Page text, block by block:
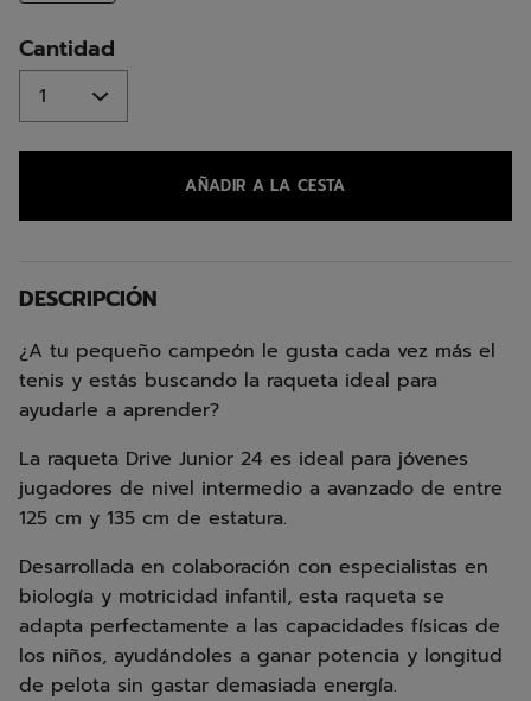
Cantidad
AÑADIR A LA CESTA
DESCRIPCIÓN
¿A tu pequeño campeón le gusta cada vez más el
tenis y estás buscando la raqueta ideal para
ayudarle a aprender?
La raqueta Drive Junior 24 es ideal para jóvenes
jugadores de nivel intermedio a avanzado de entre
125 cm y 135 cm de estatura.
Desarrollada en colaboración con especialistas en
biología y motricidad infantil, esta raqueta se
adapta perfectamente a las capacidades físicas de
los niños, ayudándoles a ganar potencia y longitud
de pelota sin gastar demasiada energía.